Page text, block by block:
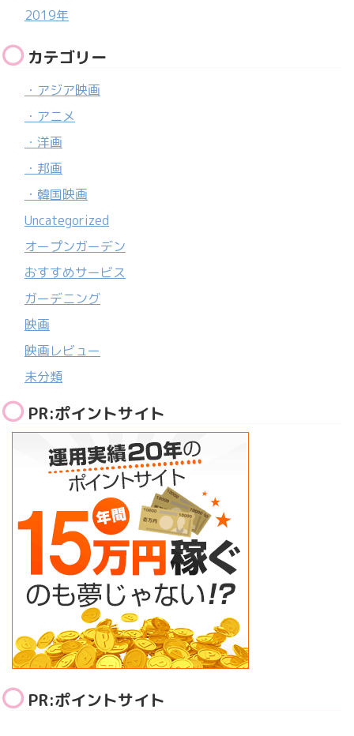
2019年
カテゴリー
・アジア映画
・アニメ
・洋画
・邦画
・韓国映画
Uncategorized
オープンガーデン
おすすめサービス
ガーデニング
映画
映画レビュー
未分類
PR:ポイントサイト
PR:ポイントサイト